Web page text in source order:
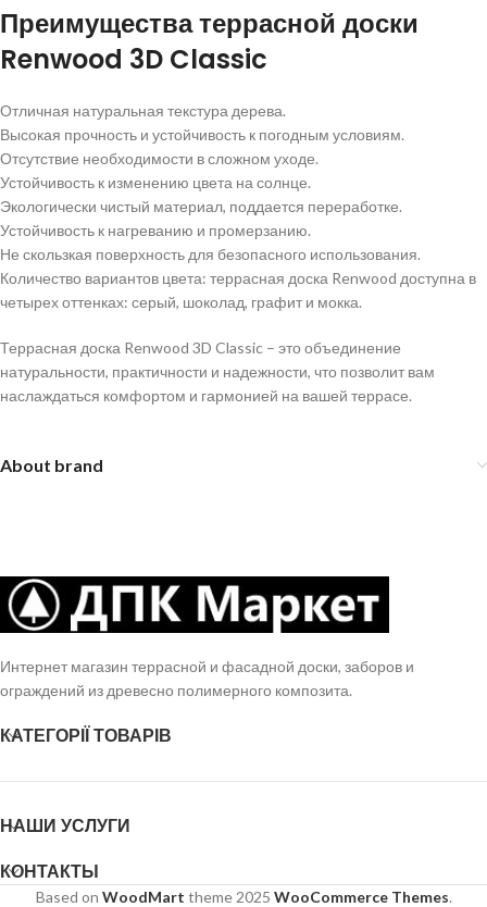
Преимущества террасной доски
Renwood 3D Classic
Отличная натуральная текстура дерева.
Высокая прочность и устойчивость к погодным условиям.
Отсутствие необходимости в сложном уходе.
Устойчивость к изменению цвета на солнце.
Экологически чистый материал, поддается переработке.
Устойчивость к нагреванию и промерзанию.
Не скользкая поверхность для безопасного использования.
Количество вариантов цвета: террасная доска Renwood доступна в
четырех оттенках: серый, шоколад, графит и мокка.
Террасная доска Renwood 3D Classic – это объединение
натуральности, практичности и надежности, что позволит вам
наслаждаться комфортом и гармонией на вашей террасе.
About brand
Интернет магазин террасной и фасадной доски, заборов и
ограждений из древесно полимерного композита.
КАТЕГОРІЇ ТОВАРІВ
НАШИ УСЛУГИ
КОНТАКТЫ
Based on WoodMart theme2025 WooCommerce Themes.